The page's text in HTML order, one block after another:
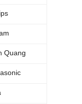
Quang